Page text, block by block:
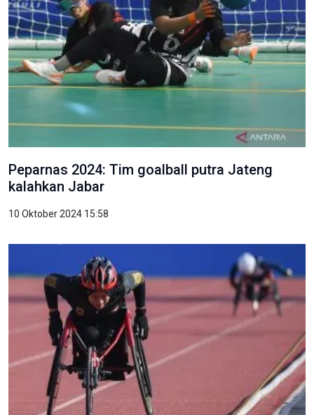
Peparnas 2024: Tim goalball putra Jateng
kalahkan Jabar
10 Oktober 2024 15:58